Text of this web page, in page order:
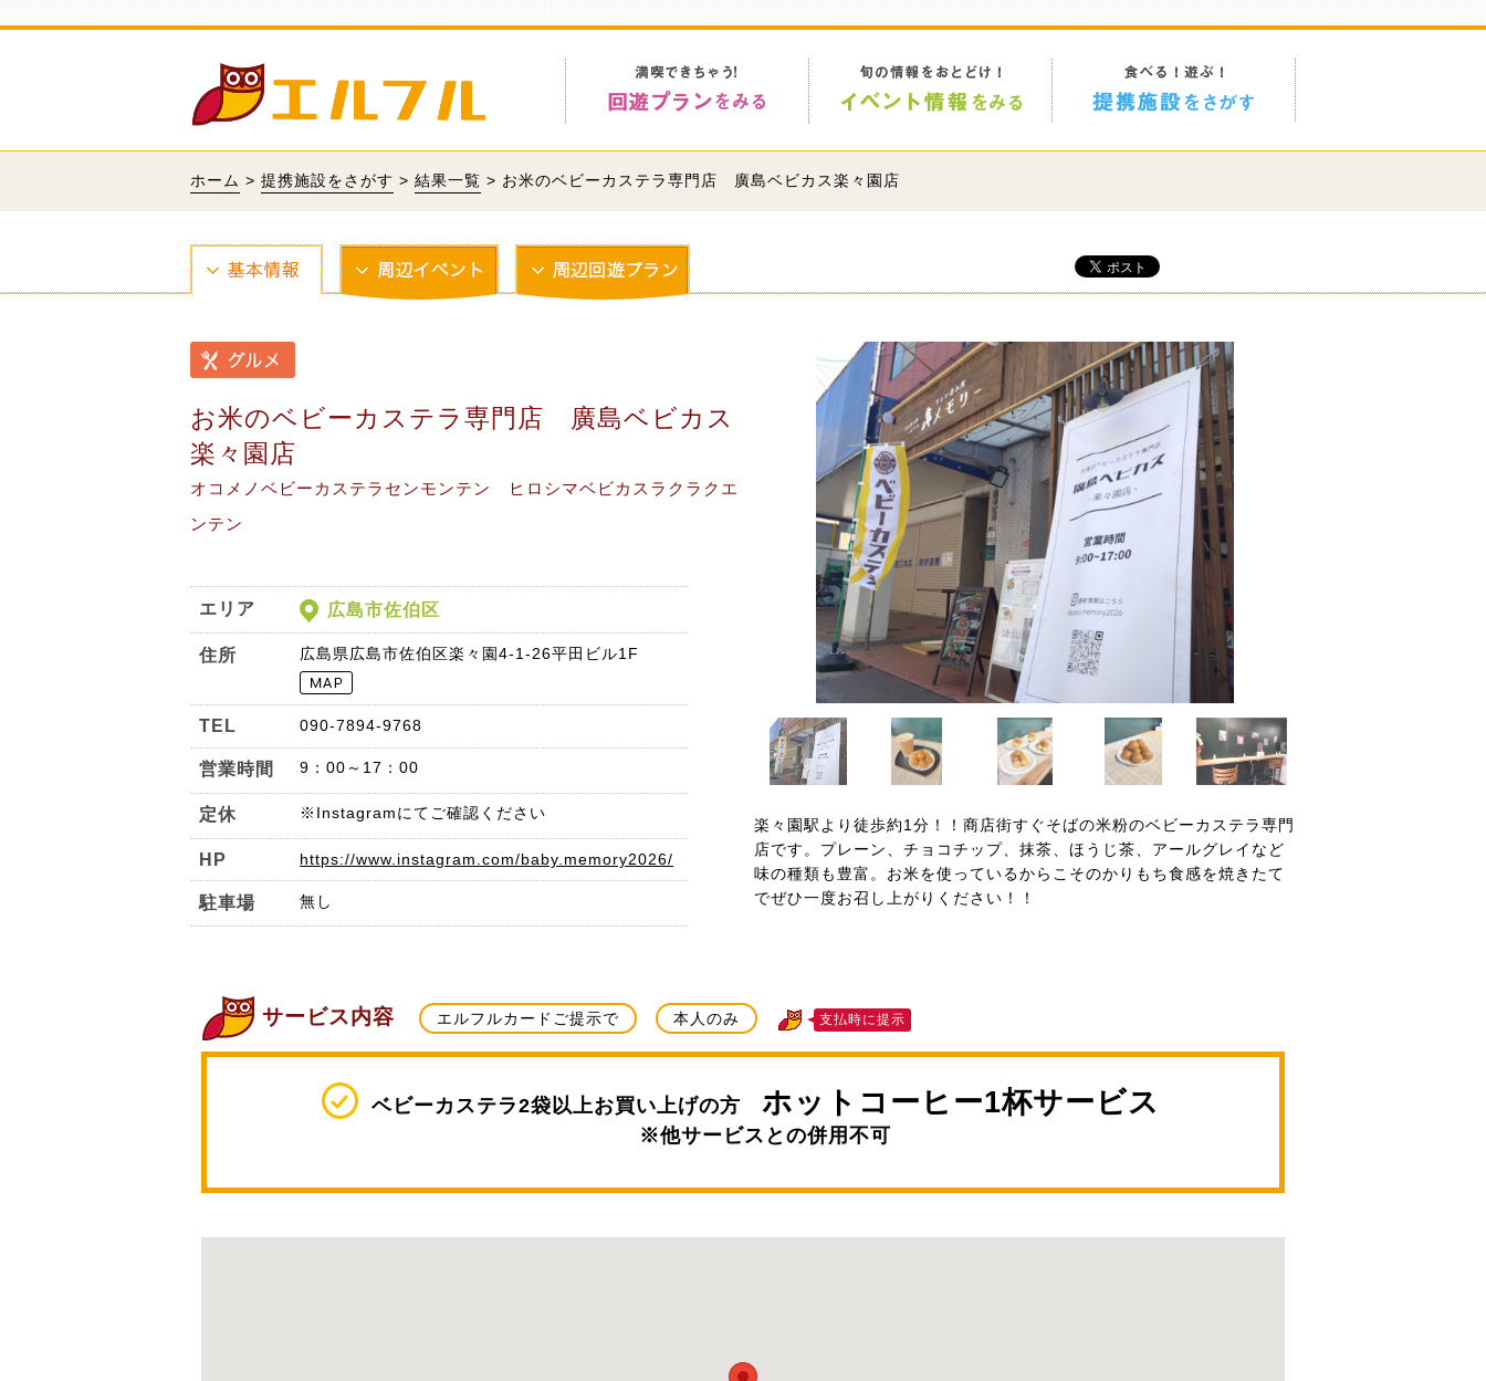
ホーム > 提携施設をさがす > 結果一覧 > お米のベビーカステラ専門店 廣島ベビカス楽々園店
お米のベビーカステラ専門店 廣島ベビカス
楽々園店
オコメノベビーカステラセンモンテン ヒロシマベビカスラクラクエ
ンテン
エリア 広島市佐伯区
住所 広島県広島市佐伯区楽々園4-1-26平田ビル1F
TEL 090-7894-9768
営業時間 9：00～17：00
定休 ※Instagramにてご確認ください
HP https://www.instagram.com/baby.memory2026/
駐車場 無し
楽々園駅より徒歩約1分！！商店街すぐそばの米粉のベビーカステラ専門
店です。プレーン、チョコチップ、抹茶、ほうじ茶、アールグレイなど
味の種類も豊富。お米を使っているからこそのかりもち食感を焼きたて
でぜひ一度お召し上がりください！！
サービス内容 エルフルカードご提示で 本人のみ 支払時に提示
ベビーカステラ2袋以上お買い上げの方 ホットコーヒー1杯サービス
※他サービスとの併用不可